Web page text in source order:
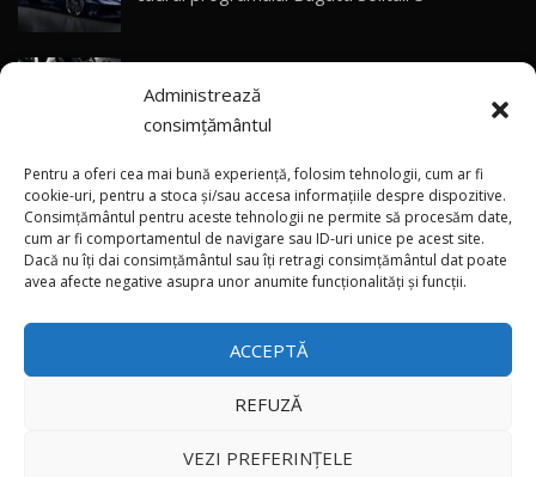
Administrează
consimțământul
Pentru a oferi cea mai bună experiență, folosim tehnologii, cum ar fi
cookie-uri, pentru a stoca și/sau accesa informațiile despre dispozitive.
Consimțământul pentru aceste tehnologii ne permite să procesăm date,
cum ar fi comportamentul de navigare sau ID-uri unice pe acest site.
Dacă nu îți dai consimțământul sau îți retragi consimțământul dat poate
avea afecte negative asupra unor anumite funcționalități și funcții.
ACCEPTĂ
REFUZĂ
VEZI PREFERINȚELE
AutoBlog.MD
13:56
Noul Volvo EX90 / Test Drive AutoBlog.MD
32:06
33
MG RX5 - își merită banii? / Test Drive
AutoBlog.MD
34
Noul DACIA DUSTER DIESEL! Primul test drive în
română
Noul Mercedes-Benz E 350 e - cât consumă?! /
Test Drive AutoBlog.MD
(video) SRT prezintă tehnologia eBoost Air
care elimină decalajul turbo
ANRE: Detensionarea relativă a situației din
Golf influențează prețurile la carburanți în
Moldova
(foto/video) Imaginea zilei: Și în SUA polițiștii
uneori „stau în tufari”
×